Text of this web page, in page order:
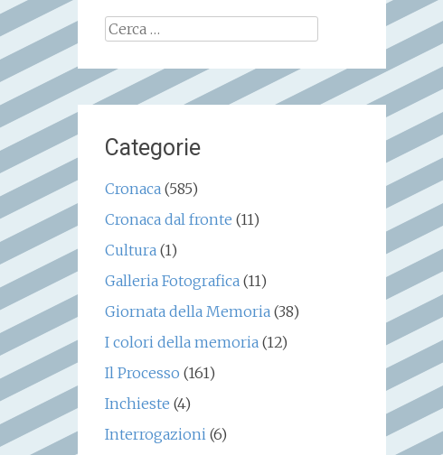
Ricerca
Categorie
Cronaca(585)
Cronaca dal fronte (11)
Cultura(1)
Galleria Fotografica(11)
Giornata della Memoria(38)
I colori della memoria(12)
Il Processo (161)
Inchieste (4)
Interrogazioni(6)